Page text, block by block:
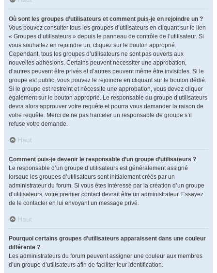
Où sont les groupes d’utilisateurs et comment puis-je en rejoindre un ?
Vous pouvez consulter tous les groupes d’utilisateurs en cliquant sur le lien
« Groupes d’utilisateurs » depuis le panneau de contrôle de l’utilisateur. Si
vous souhaitez en rejoindre un, cliquez sur le bouton approprié.
Cependant, tous les groupes d’utilisateurs ne sont pas ouverts aux
nouvelles adhésions. Certains peuvent nécessiter une approbation,
d’autres peuvent être privés et d’autres peuvent même être invisibles. Si le
groupe est public, vous pouvez le rejoindre en cliquant sur le bouton dédié.
Si le groupe est restreint et nécessite une approbation, vous devez cliquer
également sur le bouton approprié. Le responsable du groupe d’utilisateurs
devra alors approuver votre requête et pourra vous demander la raison de
votre requête. Merci de ne pas harceler un responsable de groupe s’il
refuse votre demande.
Haut
Comment puis-je devenir le responsable d’un groupe d’utilisateurs ?
Le responsable d’un groupe d’utilisateurs est généralement assigné
lorsque les groupes d’utilisateurs sont initialement créés par un
administrateur du forum. Si vous êtes intéressé par la création d’un groupe
d’utilisateurs, votre premier contact devrait être un administrateur. Essayez
de le contacter en lui envoyant un message privé.
Haut
Pourquoi certains groupes d’utilisateurs apparaissent dans une couleur
différente ?
Les administrateurs du forum peuvent assigner une couleur aux membres
d’un groupe d’utilisateurs afin de faciliter leur identification.